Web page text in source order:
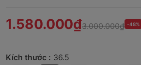
1.580.000₫3.000.000₫ -48%
Kích thước : 36.5